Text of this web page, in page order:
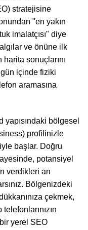
stratejisine
"en yakın
imalatçısı" diye
ve önüne ilk
sonuçlarını
gün içinde fiziki
aramasına
yapısındaki bölgesel
profilinizle
başlar. Doğru
potansiyel
verdikleri an
Bölgenizdeki
çekmek,
yerel SEO